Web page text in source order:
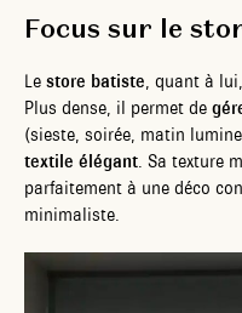
Focus sur le
Le store batiste , quant à
Plus dense, il permet de
(sieste, soirée, matin
textile élégant . Sa texture
parfaitement à une déco
minimaliste.